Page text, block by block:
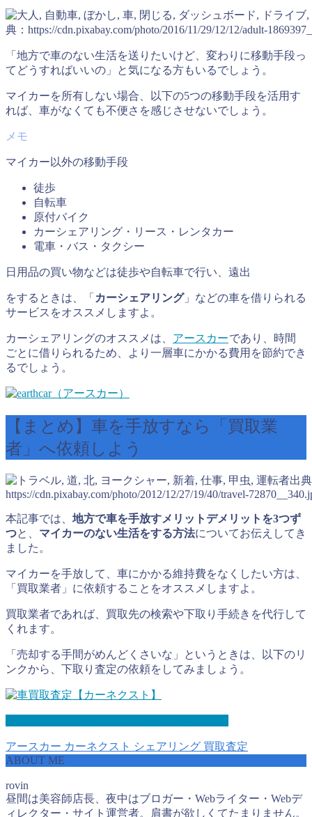
典：https://cdn.pixabay.com/photo/2016/11/29/12/12/adult-
「地方で車のない生活を送りたいけど、変わりに移動手段っ
てどうすればいいの」と気になる方もいるでしょう。
マイカーを所有しない場合、以下の5つの移動手段を活用す
れば、車がなくても不便さを感じさせないでしょう。
マイカー以外の移動手段
徒歩
自転車
原付バイク
カーシェアリング・リース・レンタカー
電車・バス・タクシー
日用品の買い物などは徒歩や自転車で行い、遠出
をするときは、「 カーシェアリング」などの車を借りられる
サービスをオススメしますよ。
カーシェアリングのオススメは、 アースカーであり、時間
ごとに借りられるため、より一層車にかかる費用を節約でき
るでしょう。
【まとめ】車を手放すなら「買取業
者」へ依頼しよう
出
https://cdn.pixabay.com/photo/2012/12/27/19/40/travel-
本記事では、 地方で車を手放すメリットデメリットを3つず
つと、 マイカーのない生活をする方法についてお伝えしてき
ました。
マイカーを手放して、車にかかる維持費をなくしたい方は、
「買取業者」に依頼することをオススメしますよ。
買取業者であれば、買取先の検索や下取り手続きを代行して
くれます。
「売却する手間がめんどくさいな」というときは、以下のリ
ンクから、下取り査定の依頼をしてみましょう。
アースカー カーネクスト シェアリング 買取査定
ABOUT ME
rovin
昼間は美容師店長、夜中はブロガー・Webライター・Webデ
ィレクター・サイト運営者。肩書が欲しくてたまりません。